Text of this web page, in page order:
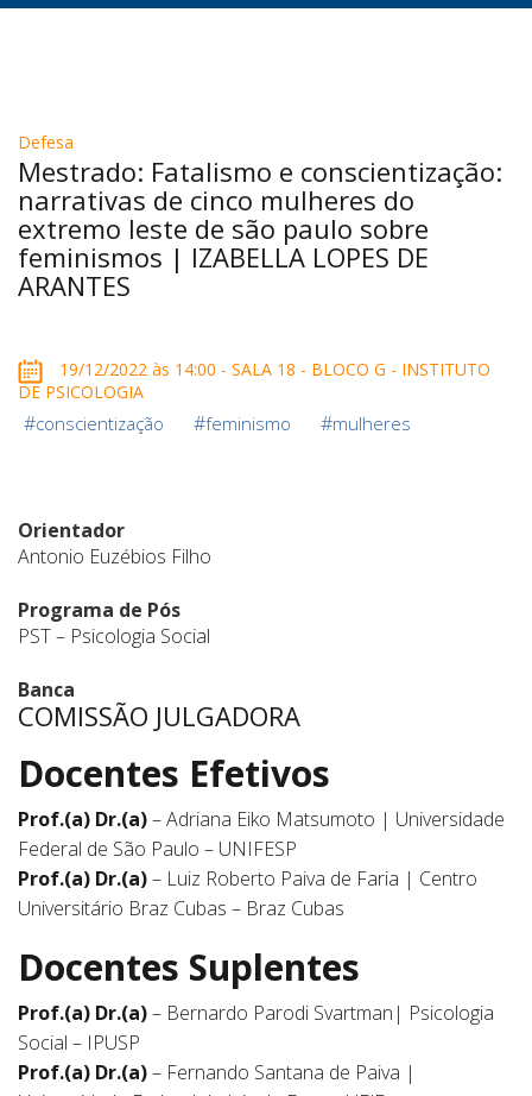
Defesa
Mestrado: Fatalismo e conscientização:
narrativas de cinco mulheres do
extremo leste de são paulo sobre
feminismos | IZABELLA LOPES DE
ARANTES
19/12/2022 às 14:00 - SALA 18 - BLOCO G - INSTITUTO
DE PSICOLOGIA
#conscientização #feminismo #mulheres
Orientador
Antonio Euzébios Filho
Programa de Pós
PST – Psicologia Social
Banca
COMISSÃO JULGADORA
Docentes Efetivos
Prof.(a) Dr.(a)– Adriana Eiko Matsumoto | Universidade
Federal de São Paulo – UNIFESP
Prof.(a) Dr.(a)– Luiz Roberto Paiva de Faria | Centro
Universitário Braz Cubas – Braz Cubas
Docentes Suplentes
Prof.(a) Dr.(a)– Bernardo Parodi Svartman| Psicologia
Social – IPUSP
Prof.(a) Dr.(a)– Fernando Santana de Paiva |